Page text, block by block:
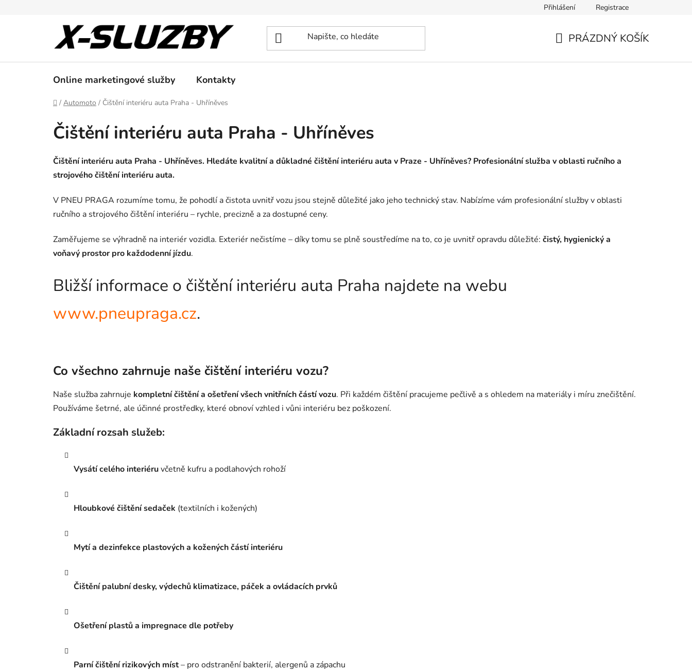
Přihlášení Registrace
PRÁZDNÝ KOŠÍK
Online marketingové služby Kontakty
Domů
/ Automoto / Čištění interiéru auta Praha - Uhříněves
Čištění interiéru auta Praha - Uhříněves
Čištění interiéru auta Praha - Uhříněves. Hledáte kvalitní a důkladné čištění interiéru auta v Praze - Uhříněves? Profesionální služba v oblasti ručního a
strojového čištění interiéru auta.
V PNEU PRAGA rozumíme tomu, že pohodlí a čistota uvnitř vozu jsou stejně důležité jako jeho technický stav. Nabízíme vám profesionální služby v oblasti
ručního a strojového čištění interiéru – rychle, precizně a za dostupné ceny.
Zaměřujeme se výhradně na interiér vozidla. Exteriér nečistíme – díky tomu se plně soustředíme na to, co je uvnitř opravdu důležité: čistý, hygienický a
voňavý prostor pro každodenní jízdu.
Bližší informace o čištění interiéru auta Praha najdete na webu
www.pneupraga.cz.
Co všechno zahrnuje naše čištění interiéru vozu?
Naše služba zahrnuje kompletní čištění a ošetření všech vnitřních částí vozu. Při každém čištění pracujeme pečlivě a s ohledem na materiály i míru znečištění.
Používáme šetrné, ale účinné prostředky, které obnoví vzhled i vůni interiéru bez poškození.
Základní rozsah služeb:
Vysátí celého interiéruvčetně kufru a podlahových rohoží
Hloubkové čištění sedaček (textilních i kožených)
Mytí a dezinfekce plastových a kožených částí interiéru
Čištění palubní desky, výdechů klimatizace, páček a ovládacích prvků
Ošetření plastů a impregnace dle potřeby
Parní čištění rizikových míst– pro odstranění bakterií, alergenů a zápachu